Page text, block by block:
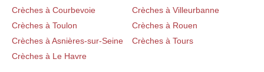
Crèches à Courbevoie
Crèches à Villeurbanne
Crèches à Toulon
Crèches à Rouen
Crèches à Asnières-sur-Seine
Crèches à Tours
Crèches à Le Havre